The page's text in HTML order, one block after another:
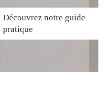
Découvrez notre guide
pratique